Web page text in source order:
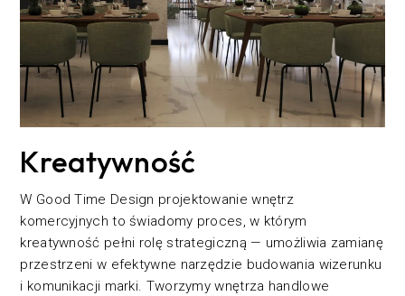
Kreatywność
W Good Time Design projektowanie wnętrz
komercyjnych to świadomy proces, w którym
kreatywność pełni rolę strategiczną — umożliwia zamianę
przestrzeni w efektywne narzędzie budowania wizerunku
i komunikacji marki. Tworzymy wnętrza handlowe